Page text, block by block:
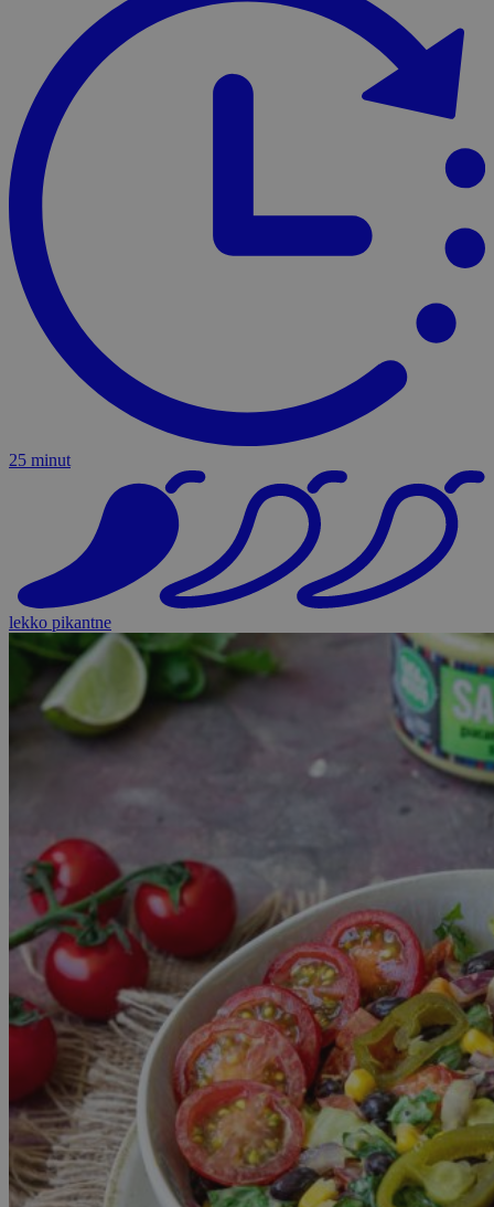
25 minut
lekko pikantne